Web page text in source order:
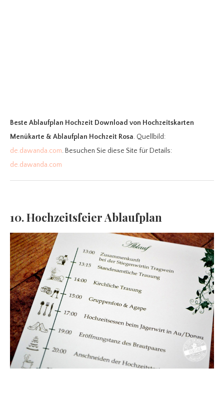
Beste Ablaufplan Hochzeit Download von Hochzeitskarten
Menükarte & Ablaufplan Hochzeit Rosa. Quellbild:
de.dawanda.com. Besuchen Sie diese Site für Details:
de.dawanda.com
10. Hochzeitsfeier Ablaufplan